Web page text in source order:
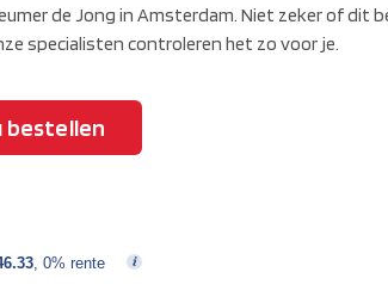
de Jong in Amsterdam. Niet zeker of dit
specialisten controleren het zo voor je.
bestellen
, 0% rente